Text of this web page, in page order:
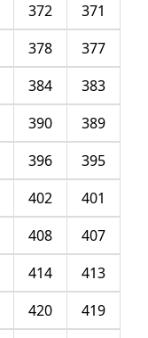
371
372
377
378
383
384
389
390
395
396
401
402
407
408
413
414
419
420